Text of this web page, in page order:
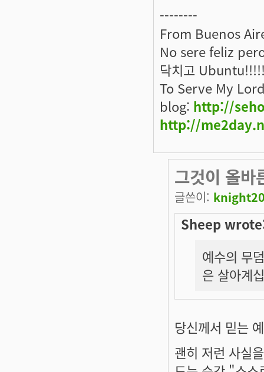
--------
From Buenos
No sere feliz
닥치고
To Serve My
blog: http://
http://
그것이 올바
글쓴이:
Sheep
예수의 무
은 살아계
당신께서 믿는
괜히 저런 사실